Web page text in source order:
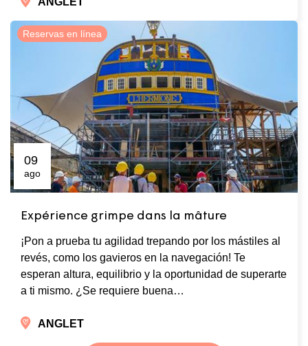
Reservas en línea
09
ago
Expérience grimpe dans la mâture
¡Pon a prueba tu agilidad trepando por los mástiles al
revés, como los gavieros en la navegación! Te
esperan altura, equilibrio y la oportunidad de superarte
a ti mismo. ¿Se requiere buena…
ANGLET